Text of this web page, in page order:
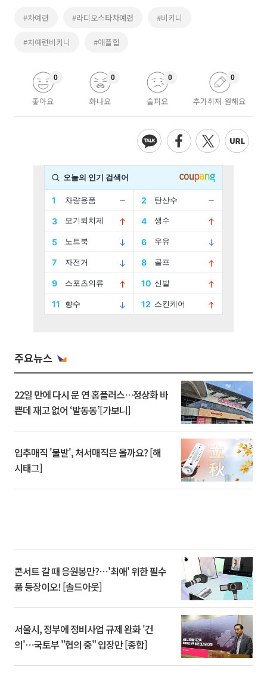
#차예련 #라디오스타차예련 #비키니
#차예련비키니 #애플힙
좋아요
0
화나요
0
슬퍼요
0
추가취재 원해요
0
주요뉴스
22일 만에 다시 문 연 홈플러스…정상화 바
쁜데 재고 없어 ‘발동동’[가보니]
입추매직 '불발', 처서매직은 올까요? [해
시태그]
콘서트 갈 때 응원봉만?⋯'최애' 위한 필수
품 등장이오! [솔드아웃]
서울시, 정부에 정비사업 규제 완화 '건
의'⋯국토부 "협의 중" 입장만 [종합]